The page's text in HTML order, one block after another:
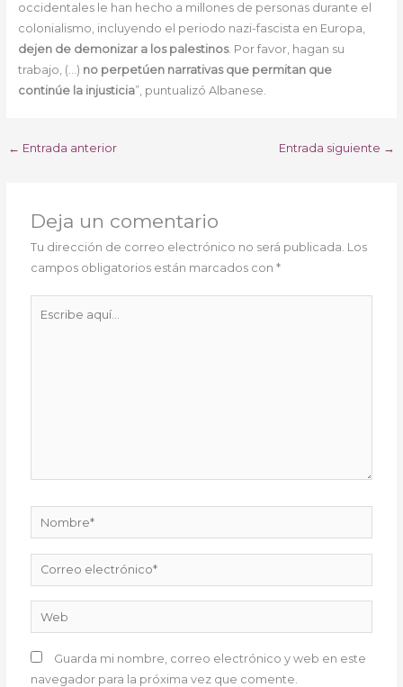
occidentales le han hecho a millones de personas durante el
colonialismo, incluyendo el periodo nazi-fascista en Europa,
dejen de demonizar a los palestinos. Por favor, hagan su
trabajo, (…) no perpetúen narrativas que permitan que
continúe la injusticia”, puntualizó Albanese.
← Entrada anterior Entrada siguiente →
Deja un comentario
Tu dirección de correo electrónico no será publicada. Los
campos obligatorios están marcados con*
Nombre*
Correo
electrónico*
Web
Guarda mi nombre, correo electrónico y web en este
navegador para la próxima vez que comente.